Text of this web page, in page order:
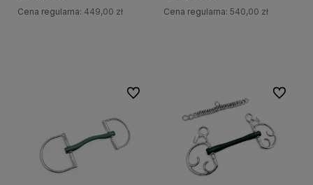
Cena regularna: 449,00 zł Cena regularna: 540,00 zł
Do ulubionych Do